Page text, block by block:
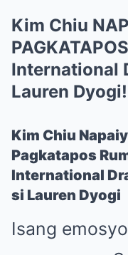
Kim Chiu
International
Lauren Dyogi!
Kim Chiu
Pagkatapos
International
si Lauren Dyogi
Isang